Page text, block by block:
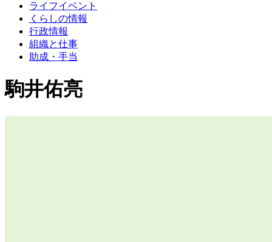
ライフイベント
くらしの情報
行政情報
組織と仕事
助成・手当
駒井佑亮